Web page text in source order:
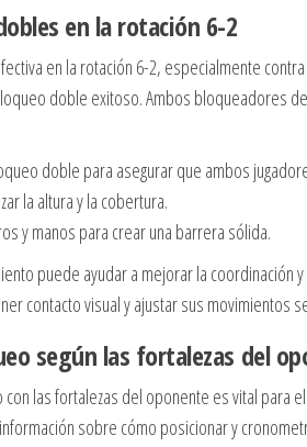
en la rotación 6-2
en la rotación 6-2, especialmente
doble exitoso. Ambos bloqueadores
doble para asegurar que ambos
la altura y la cobertura.
y manos para crear una barrera sólida.
puede ayudar a mejorar la coordinación
contacto visual y ajustar sus movimientos
según las fortalezas del
las fortalezas del oponente es vital para
sobre cómo posicionar y